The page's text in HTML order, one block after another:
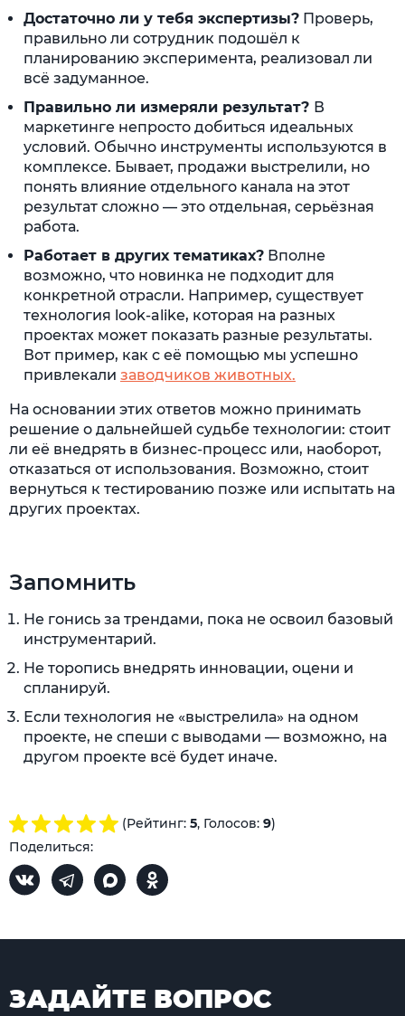
Достаточно ли у тебя экспертизы? Проверь,
правильно ли сотрудник подошёл к
планированию эксперимента, реализовал ли
всё задуманное.
Правильно ли измеряли результат? В
маркетинге непросто добиться идеальных
условий. Обычно инструменты используются в
комплексе. Бывает, продажи выстрелили, но
понять влияние отдельного канала на этот
результат сложно — это отдельная, серьёзная
работа.
Работает в других тематиках? Вполне
возможно, что новинка не подходит для
конкретной отрасли. Например, существует
технология look-alike, которая на разных
проектах может показать разные результаты.
Вот пример, как с её помощью мы успешно
привлекали заводчиков животных.
На основании этих ответов можно принимать
решение о дальнейшей судьбе технологии: стоит
ли её внедрять в бизнес-процесс или, наоборот,
отказаться от использования. Возможно, стоит
вернуться к тестированию позже или испытать на
других проектах.
Запомнить
Не гонись за трендами, пока не освоил базовый
инструментарий.
Не торопись внедрять инновации, оцени и
спланируй.
Если технология не «выстрелила» на одном
проекте, не спеши с выводами — возможно, на
другом проекте всё будет иначе.
(Рейтинг: 5, Голосов: 9)
Поделиться:
ЗАДАЙТЕ ВОПРОС